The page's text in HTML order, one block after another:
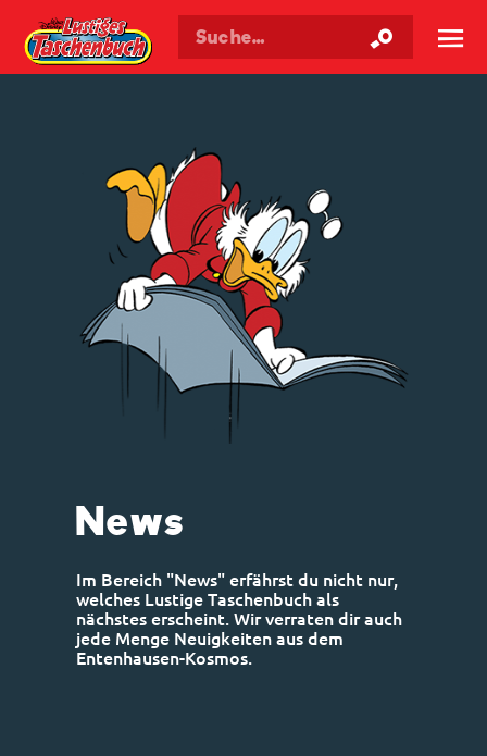
Walt Disneys Taschenbuch ☰
News
Im Bereich "News" erfährst du nicht nur,
welches Lustige Taschenbuch als
nächstes erscheint. Wir verraten dir auch
jede Menge Neuigkeiten aus dem
Entenhausen-Kosmos.